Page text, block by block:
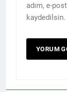
adım, e-
kaydedilsin.